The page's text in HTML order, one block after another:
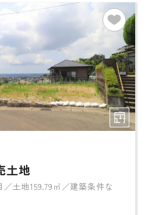
土地
土地159.79㎡／建築条件な